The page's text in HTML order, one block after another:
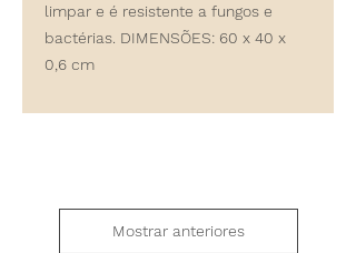
limpar e é resistente a fungos e
bactérias. DIMENSÕES: 60 x 40 x
0,6 cm
Mostrar anteriores